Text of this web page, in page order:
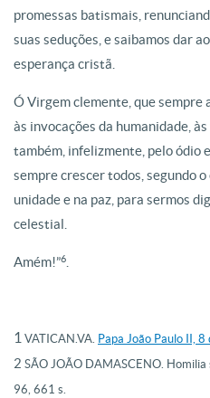
promessas batismais,
suas seduções, e saibamos dar
esperança cristã.
Ó Virgem clemente, que sempre
às invocações da humanidade,
também, infelizmente, pelo ódio
sempre crescer todos, segundo
unidade e na paz, para sermos
celestial.
Amém!”6.
1 VATICAN.VA. Papa João Paulo II,
2 SÃO JOÃO DAMASCENO.
96, 661 s.